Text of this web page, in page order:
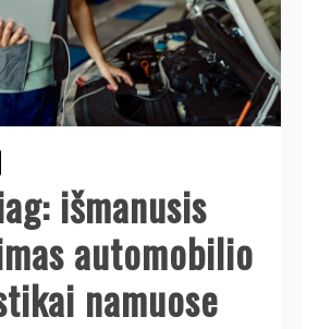
išmanusis
automobilio
namuose